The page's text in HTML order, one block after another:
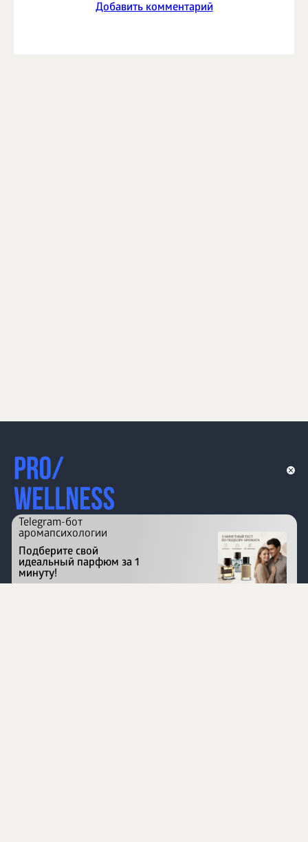
Добавить комментарий
Перейти на сайт
Telegram-бот
аромапсихологии
Подберите свой
идеальный парфюм за 1
минуту!